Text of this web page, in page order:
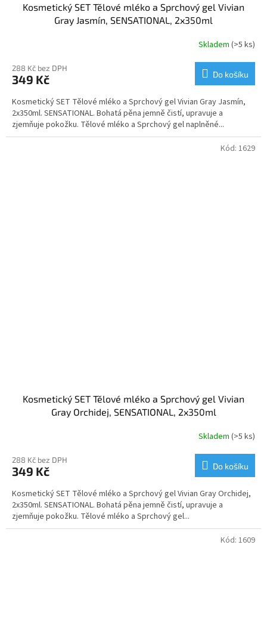
Kosmetický SET Tělové mléko a Sprchový gel Vivian
Gray Jasmín, SENSATIONAL, 2x350ml
Skladem (>5 ks)
288 Kč bez DPH
349 Kč Do košíku
Kosmetický SET Tělové mléko a Sprchový gel Vivian Gray Jasmín,
2x350ml. SENSATIONAL. Bohatá pěna jemně čistí, upravuje a
zjemňuje pokožku. Tělové mléko a Sprchový gel naplněné...
Kosmetický SET Tělové mléko a Sprchový gel Vivian
Gray Orchidej, SENSATIONAL, 2x350ml
Skladem (>5 ks)
288 Kč bez DPH
349 Kč Do košíku
Kosmetický SET Tělové mléko a Sprchový gel Vivian Gray Orchidej,
2x350ml. SENSATIONAL. Bohatá pěna jemně čistí, upravuje a
zjemňuje pokožku. Tělové mléko a Sprchový gel...
Kód: 1629
Kód: 1609